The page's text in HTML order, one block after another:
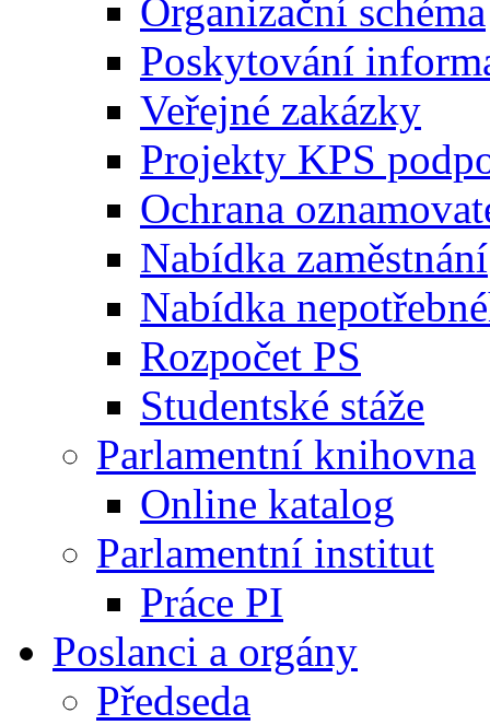
Organizační schéma
Poskytování
Veřejné zakázky
Projekty KPS
Ochrana
Nabídka zaměstnání
Nabídka
Rozpočet PS
Studentské stáže
Parlamentní knihovna
Online katalog
Parlamentní institut
Práce PI
Poslanci a orgány
Předseda